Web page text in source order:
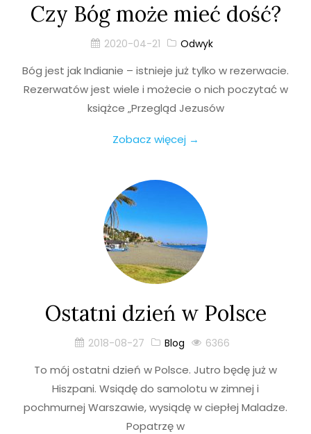
Czy Bóg może mieć dość?
2020-04-21 Odwyk
Bóg jest jak Indianie – istnieje już tylko w rezerwacie.
Rezerwatów jest wiele i możecie o nich poczytać w
książce „Przegląd Jezusów
Zobacz więcej →
Ostatni dzień w Polsce
2018-08-27 Blog 6366
To mój ostatni dzień w Polsce. Jutro będę już w
Hiszpani. Wsiądę do samolotu w zimnej i
pochmurnej Warszawie, wysiądę w ciepłej Maladze.
Popatrzę w